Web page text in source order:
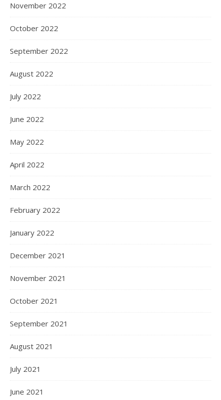
November 2022
October 2022
September 2022
August 2022
July 2022
June 2022
May 2022
April 2022
March 2022
February 2022
January 2022
December 2021
November 2021
October 2021
September 2021
August 2021
July 2021
June 2021